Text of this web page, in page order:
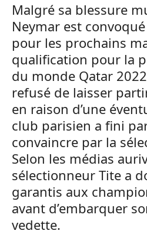
Malgré sa blessure
Neymar est
pour les prochains
qualification pour la
du monde Qatar
refusé de laisser
en raison d’une
club parisien a fini
convaincre par la
Selon les médias
sélectionneur Tite a
garantis aux
avant d’embarquer
vedette.